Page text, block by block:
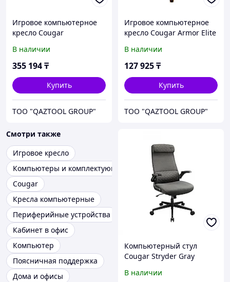
Игровое компьютерное
кресло Cougar
В наличии
355 194₸
Купить
TOO "QAZTOOL GROUP"
Игровое компьютерное
кресло Cougar Armor Elite
В наличии
127 925₸
Купить
TOO "QAZTOOL GROUP"
Смотри также
Игровое кресло
Компьютеры и комплектующие
Cougar
Кресла компьютерные
Периферийные устройства
Кабинет в офис
Компьютер
Поясничная поддержка
Дома и офисы
Компьютерный стул
Cougar Stryder Gray
В наличии